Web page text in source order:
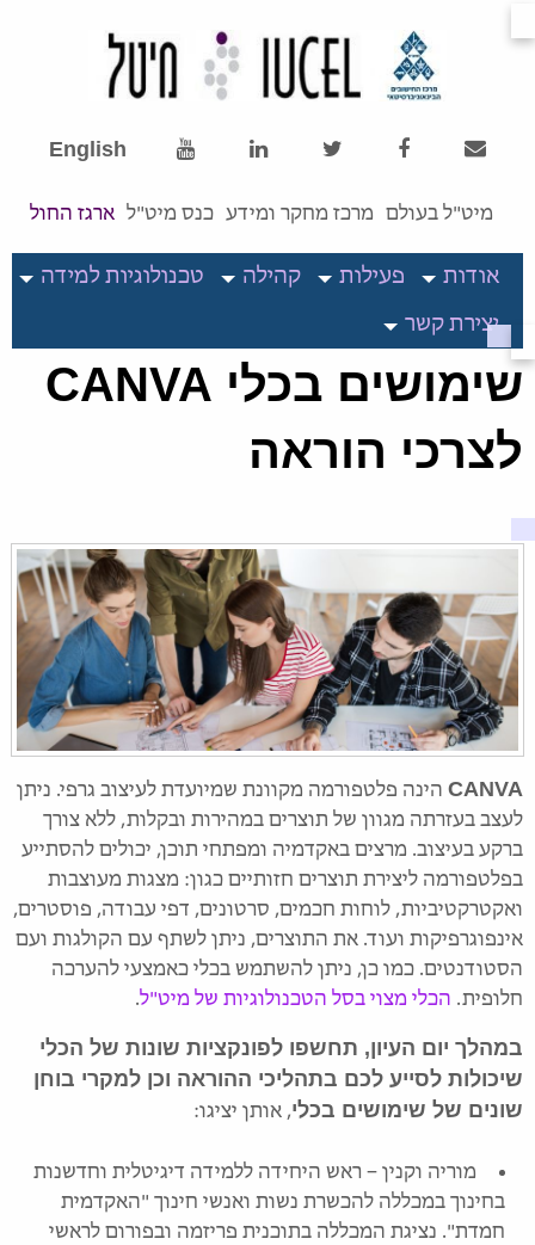
English
מיט"ל בעולם מרכז מחקר ומידע כנס מיט"ל ארגז החול
אודות פעילות קהילה
טכנולוגיות למידה
יצירת קשר
שימושים בכלי CANVA
לצרכי הוראה
CANVA הינה פלטפורמה מקוונת שמיועדת לעיצוב גרפי. ניתן
לעצב בעזרתה מגוון של תוצרים במהירות ובקלות, ללא צורך
ברקע בעיצוב. מרצים באקדמיה ומפתחי תוכן, יכולים להסתייע
בפלטפורמה ליצירת תוצרים חזותיים כגון: מצגות מעוצבות
ואקטרקטיביות, לוחות חכמים, סרטונים, דפי עבודה, פוסטרים,
אינפוגרפיקות ועוד. את התוצרים, ניתן לשתף עם הקולגות ועם
הסטודנטים. כמו כן, ניתן להשתמש בכלי כאמצעי להערכה
חלופית. הכלי מצוי בסל הטכנולוגיות של מיט"ל.
במהלך יום העיון, תחשפו לפונקציות שונות של הכלי
שיכולות לסייע לכם בתהליכי ההוראה וכן למקרי בוחן
שונים של שימושים בכלי, אותן יציגו:
מוריה וקנין – ראש היחידה ללמידה דיגיטלית וחדשנות
בחינוך במכללה להכשרת נשות ואנשי חינוך "האקדמית
חמדת". נציגת המכללה בתוכנית פריזמה ובפורום לראשי